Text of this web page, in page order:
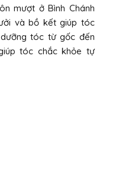
mượt ở Bình Chánh
và bồ kết giúp tóc
tóc từ gốc đến
tóc chắc khỏe tự